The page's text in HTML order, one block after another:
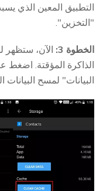
التطبيق المعين الذي
"التخزين".
الخطوة 3:
الآن، ستظهر
الذاكرة المؤقتة.
البيانات" لمسح البيانات